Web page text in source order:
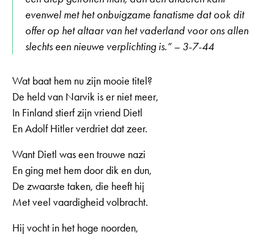
evenwel met het onbuigzame fanatisme dat ook dit
offer op het altaar van het vaderland voor ons allen
slechts een nieuwe verplichting is.” – 3-7-44
Wat baat hem nu zijn mooie titel?
De held van Narvik is er niet meer,
In Finland stierf zijn vriend Dietl
En Adolf Hitler verdriet dat zeer.
Want Dietl was een trouwe nazi
En ging met hem door dik en dun,
De zwaarste taken, die heeft hij
Met veel vaardigheid volbracht.
Hij vocht in het hoge noorden,